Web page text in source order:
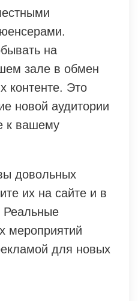
на
зале в обмен
контенте. Это
новой аудитории
к вашему
довольных
их на сайте и в
Реальные
мероприятий
для новых